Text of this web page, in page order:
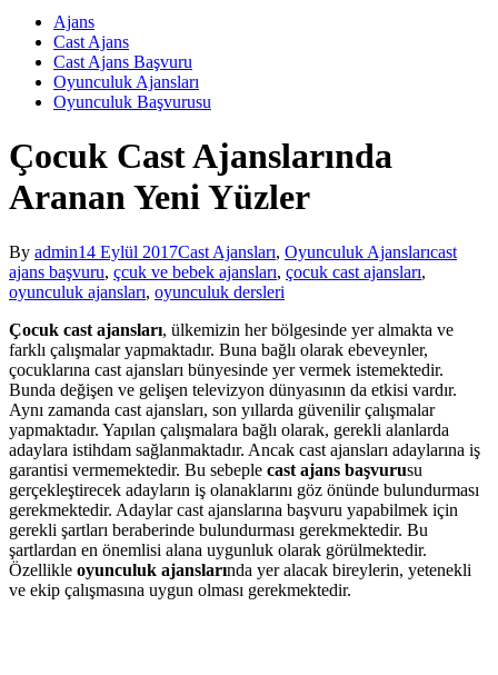
Ajans
Cast Ajans
Cast Ajans Başvuru
Oyunculuk Ajansları
Oyunculuk Başvurusu
Çocuk Cast Ajanslarında
Aranan Yeni Yüzler
By admin14 Eylül 2017Cast Ajansları, Oyunculuk Ajanslarıcast
ajans başvuru, çcuk ve bebek ajansları, çocuk cast ajansları,
oyunculuk ajansları, oyunculuk dersleri
Çocuk cast ajansları, ülkemizin her bölgesinde yer almakta ve
farklı çalışmalar yapmaktadır. Buna bağlı olarak ebeveynler,
çocuklarına cast ajansları bünyesinde yer vermek istemektedir.
Bunda değişen ve gelişen televizyon dünyasının da etkisi vardır.
Aynı zamanda cast ajansları, son yıllarda güvenilir çalışmalar
yapmaktadır. Yapılan çalışmalara bağlı olarak, gerekli alanlarda
adaylara istihdam sağlanmaktadır. Ancak cast ajansları adaylarına iş
garantisi vermemektedir. Bu sebeple cast ajans başvurusu
gerçekleştirecek adayların iş olanaklarını göz önünde bulundurması
gerekmektedir. Adaylar cast ajanslarına başvuru yapabilmek için
gerekli şartları beraberinde bulundurması gerekmektedir. Bu
şartlardan en önemlisi alana uygunluk olarak görülmektedir.
Özellikle oyunculuk ajanslarında yer alacak bireylerin, yetenekli
ve ekip çalışmasına uygun olması gerekmektedir.